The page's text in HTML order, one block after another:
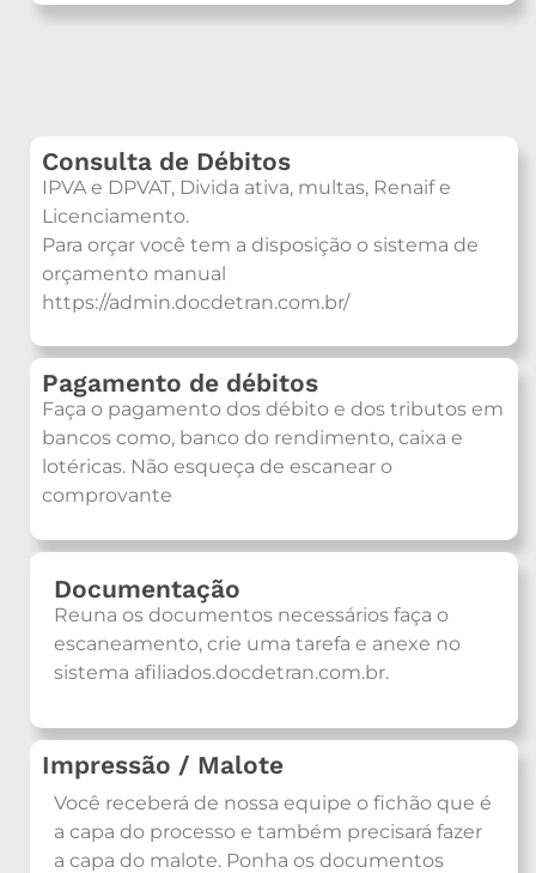
Consulta de Débitos
IPVA e DPVAT, Divida ativa, multas, Renaif e
Licenciamento.
Para orçar você tem a disposição o sistema de
orçamento manual
https://admin.docdetran.com.br/
Pagamento de débitos
Faça o pagamento dos débito e dos tributos em
bancos como, banco do rendimento, caixa e
lotéricas. Não esqueça de escanear o
comprovante
Documentação
Reuna os documentos necessários faça o
escaneamento, crie uma tarefa e anexe no
sistema afiliados.docdetran.com.br.
Impressão / Malote
Você receberá de nossa equipe o fichão que é
a capa do processo e também precisará fazer
a capa do malote. Ponha os documentos